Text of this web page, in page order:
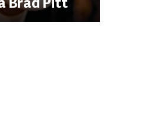
Brad Pitt